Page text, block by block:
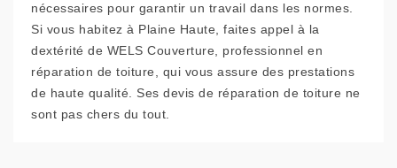
nécessaires pour garantir un travail dans les normes.
Si vous habitez à Plaine Haute, faites appel à la
dextérité de WELS Couverture, professionnel en
réparation de toiture, qui vous assure des prestations
de haute qualité. Ses devis de réparation de toiture ne
sont pas chers du tout.